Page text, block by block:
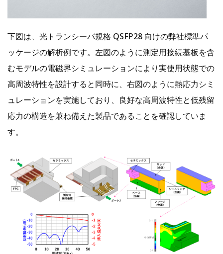
下図は、光トランシーバ規格 QSFP28 向けの弊社標準パ
ッケージの解析例です。左図のように測定用接続基板を含
むモデルの電磁界シミュレーションにより実使用状態での
高周波特性を設計すると同時に、右図のように熱応力シミ
ュレーションを実施しており、良好な高周波特性と低残留
応力の構造を兼ね備えた製品であることを確認していま
す。